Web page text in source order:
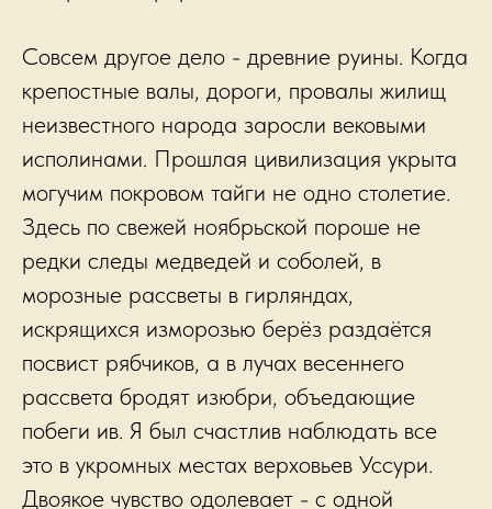
Совсем другое дело - древние руины. Когда
крепостные валы, дороги, провалы жилищ
неизвестного народа заросли вековыми
исполинами. Прошлая цивилизация укрыта
могучим покровом тайги не одно столетие.
Здесь по свежей ноябрьской пороше не
редки следы медведей и соболей, в
морозные рассветы в гирляндах,
искрящихся изморозью берёз раздаётся
посвист рябчиков, а в лучах весеннего
рассвета бродят изюбри, объедающие
побеги ив. Я был счастлив наблюдать все
это в укромных местах верховьев Уссури.
Двоякое чувство одолевает - с одной